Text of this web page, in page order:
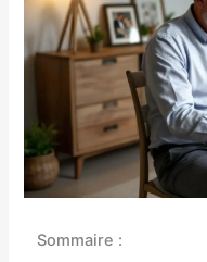
Sommaire :